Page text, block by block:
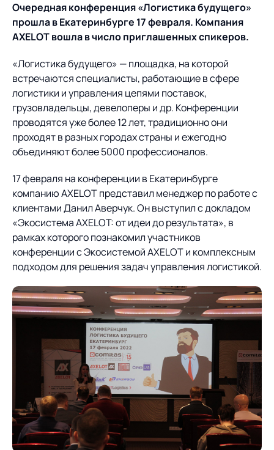
База знаний
Контакты
О компании
ИТ-аккредитация
Карьера
Партнеры
Импортозамещение
Продукты
Управление цепями
поставок
Управление перевозками
и транспортным парком
Интегрированное
планирование
Управление
контейнерным
терминалом
Оптимизация в цепях
поставок
Логистический
консалтинг
Роботизация
Оборудование для склада
AXELOT AI
Услуги
Логистический
консалтинг
Автоматизация
процессов
Техническое оснащение
Постпроектное
сопровождение
Нетворкинг и обмен
опытом вместе с AXELOT
Облачные сервисы
Формирование центров
компетенций
Новости
Мероприятия
СМИ о нас
Архив мероприятий
Проекты
Проекты
Контакты
Контакты
Академия
Предложение для
учебных заведений
База знаний
База знаний
Очередная конференция «Логистика будущего»
прошла в Екатеринбурге 17 февраля. Компания
AXELOT вошла в число приглашенных спикеров.
«Логистика будущего» — площадка, на которой
встречаются специалисты, работающие в сфере
логистики и управления цепями поставок,
грузовладельцы, девелоперы и др. Конференции
проводятся уже более 12 лет, традиционно они
проходят в разных городах страны и ежегодно
объединяют более 5000 профессионалов.
17 февраля на конференции в Екатеринбурге
компанию AXELOT представил менеджер по работе с
клиентами Данил Аверчук. Он выступил с докладом
«Экосистема AXELOT: от идеи до результата», в
рамках которого познакомил участников
конференции с Экосистемой AXELOT и комплексным
подходом для решения задач управления логистикой.